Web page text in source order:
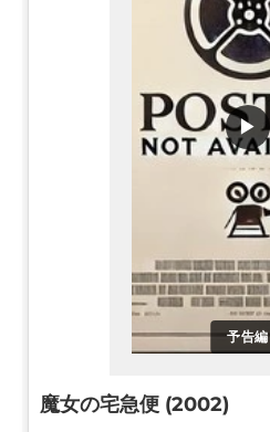
予告編
▶
魔女の宅急便 (2002)